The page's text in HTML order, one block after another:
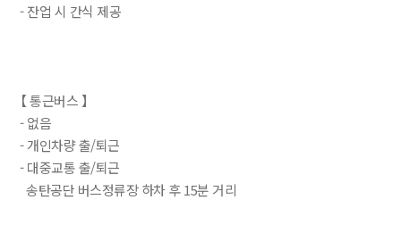
- 잔업 시 간식 제공
【 통근버스 】
- 없음
- 개인차량 출/퇴근
- 대중교통 출/퇴근
송탄공단 버스정류장 하차 후 15분 거리